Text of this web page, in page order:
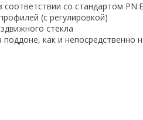
со стандартом
(с регулировкой)
стекла
как и непосредственно